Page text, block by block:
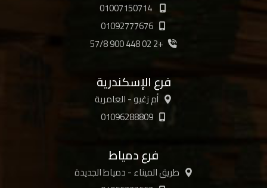
01092777676
+2 02 448 900 57/8
فرع الإسكندرية
أم زغيو - العامرية
01096288809
فرع دمياط
طريق الميناء - دمياط الجديدة